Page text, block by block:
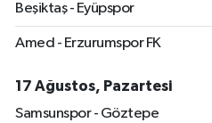
Beşiktaş - Eyüpspor
Amed - Erzurumspor FK
17 Ağustos, Pazartesi
Samsunspor - Göztepe